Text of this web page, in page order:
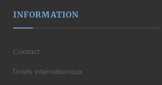
INFORMATION
Contact
Droits internationaux